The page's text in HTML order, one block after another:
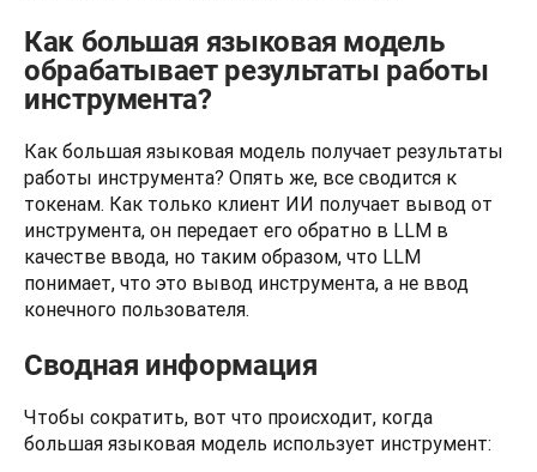
Как большая языковая модель
обрабатывает результаты работы
инструмента?
Как большая языковая модель получает результаты
работы инструмента? Опять же, все сводится к
токенам. Как только клиент ИИ получает вывод от
инструмента, он передает его обратно в LLM в
качестве ввода, но таким образом, что LLM
понимает, что это вывод инструмента, а не ввод
конечного пользователя.
Сводная информация
Чтобы сократить, вот что происходит, когда
большая языковая модель использует инструмент: